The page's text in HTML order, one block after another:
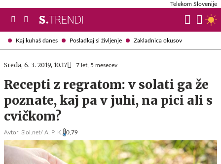
Kaj kuhaš danes Posladkaj si življenje Zakladnica okusov
Telekom Slovenije
Sreda, 6. 3. 2019, 10.17 7 let, 5 mesecev
Recepti z regratom: v solati ga že
poznate, kaj pa v juhi, na pici ali s
cvičkom?
Avtor: Siol.net/ A. P. K. 0,79